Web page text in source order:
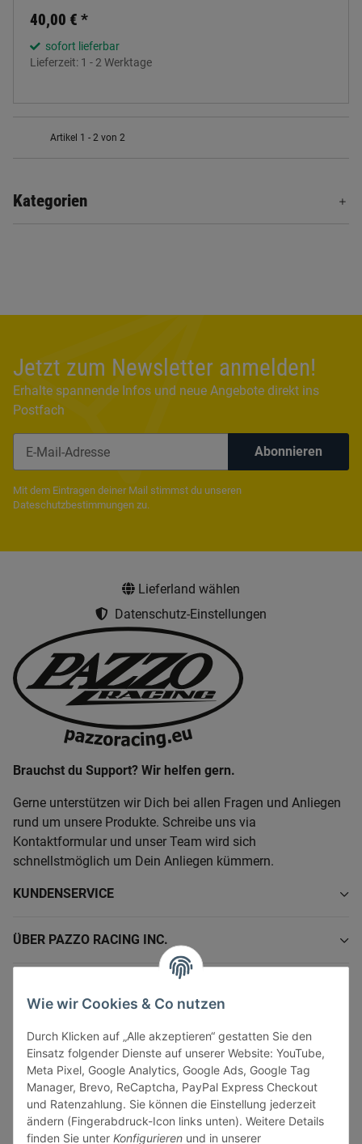
Wie wir Cookies & Co nutzen
Durch Klicken auf „Alle akzeptieren“ gestatten Sie den
Einsatz folgender Dienste auf unserer Website: YouTube,
Meta Pixel, Google Analytics, Google Ads, Google Tag
Manager, Brevo, ReCaptcha, PayPal Express Checkout
und Ratenzahlung. Sie können die Einstellung jederzeit
ändern (Fingerabdruck-Icon links unten). Weitere Details
finden Sie unter Konfigurieren und in unserer
40,00 € *
sofort lieferbar
Lieferzeit: 1 - 2 Werktage
Artikel 1 - 2 von 2
Kategorien
Jetzt zum Newsletter anmelden!
Erhalte spannende Infos und neue Angebote direkt ins
Postfach
Abonnieren
Mit dem Eintragen deiner Mail stimmst du unseren
Dateschutzbestimmungen zu.
Lieferland wählen
Datenschutz-Einstellungen
Brauchst du Support? Wir helfen gern.
Gerne unterstützen wir Dich bei allen Fragen und Anliegen
rund um unsere Produkte. Schreibe uns via
Kontaktformular und unser Team wird sich
schnellstmöglich um Dein Anliegen kümmern.
KUNDENSERVICE
ÜBER PAZZO RACING INC.
GESETZLICHE INFORMATIONEN
Vertrag widerrufen